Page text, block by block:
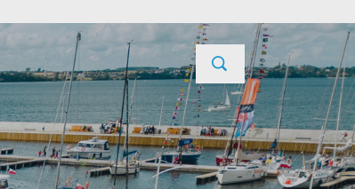
PROJEKTY UNIJNE KONTAKT
POPRZEDNI NASTĘPNY